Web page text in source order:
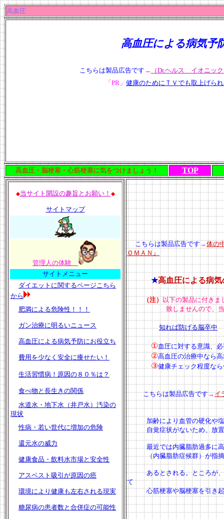
高血圧
高血圧による病気予
こちらは製品広告です → （Dr.ヘルス イオニッ
「PR」 健康のためにＴＶでも取上げ
高血圧・脳梗塞・心筋梗塞に気をつけましょう！ TOP
◆当サイト開設の趣旨とお願い！ ◆
サイトマップ
管理人の体験
サイトメニュー
ダイエットに関するページこちら
から
肥満による危険性！！！
ガン治療に明るいニュース
高血圧による病気予防にお役立ち
費用を少なく安全に痩せたい！
生活習慣病！原因の８０％は？
食べ物と長生きの関係
水道水・地下水（井戸水）汚染の
現状
性病・若い世代に増加の危険
還元水の威力
健康食品・飲料水市場と安全性
アスベスト吸引が原因の癌
環境により健康も左右される現実
糖尿病の患者数と合併症の可能性
こちらは製品広告です →体の
ＯＭＡＮ』
★高血圧による病
（注）
以下の製品に付き
致しませんので、当サイ
知れば防げる脳卒中
①血圧に対する意識、
②高血圧の治療中なら
③健康チェック程度な
こちらは製品広告です→イ
加齢により血管の硬化や
自覚症状がないため、放置す
最近では内臓脂肪過多に高血
（内臓脂肪症候群）が指摘さ
あるとされる。ところが、普
て
心筋梗塞や脳梗塞を引き起